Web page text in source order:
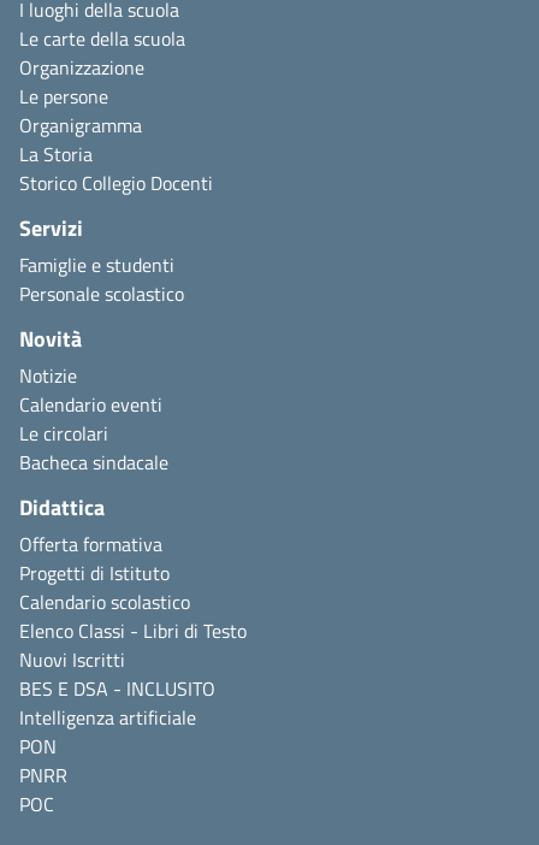
I luoghi della scuola
Le carte della scuola
Organizzazione
Le persone
Organigramma
La Storia
Storico Collegio Docenti
Servizi
Famiglie e studenti
Personale scolastico
Novità
Notizie
Calendario eventi
Le circolari
Bacheca sindacale
Didattica
Offerta formativa
Progetti di Istituto
Calendario scolastico
Elenco Classi - Libri di Testo
Nuovi Iscritti
BES E DSA - INCLUSITO
Intelligenza artificiale
PON
PNRR
POC